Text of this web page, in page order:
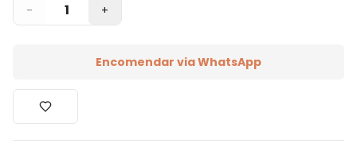
- 1 +
Encomendar via WhatsApp